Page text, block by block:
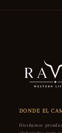
DONDE EL
Diseñamos